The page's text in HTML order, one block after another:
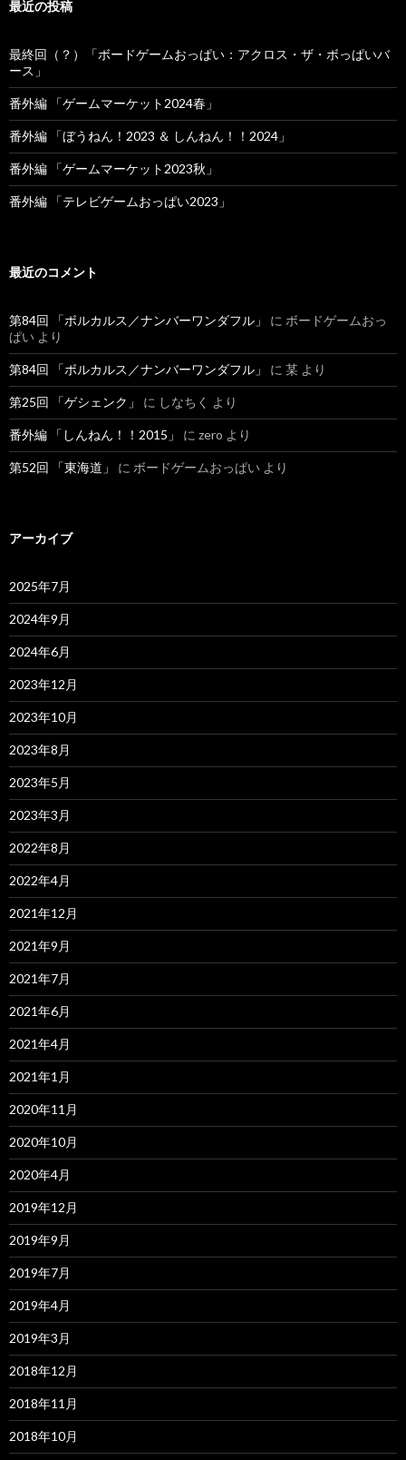
最近の投稿
最終回（？）「ボードゲームおっぱい：アクロス・ザ・ボっぱいバ
ース」
番外編 「ゲームマーケット2024春」
番外編 「ぼうねん！2023 ＆ しんねん！！2024」
番外編 「ゲームマーケット2023秋」
番外編 「テレビゲームおっぱい2023」
最近のコメント
第84回 「ボルカルス／ナンバーワンダフル」
に ボードゲームおっ
ぱい より
第84回 「ボルカルス／ナンバーワンダフル」 に 某 より
第25回 「ゲシェンク」 に しなちく より
番外編 「しんねん！！2015」 に zero より
第52回 「東海道」 に ボードゲームおっぱい より
アーカイブ
2025年7月
2024年9月
2024年6月
2023年12月
2023年10月
2023年8月
2023年5月
2023年3月
2022年8月
2022年4月
2021年12月
2021年9月
2021年7月
2021年6月
2021年4月
2021年1月
2020年11月
2020年10月
2020年4月
2019年12月
2019年9月
2019年7月
2019年4月
2019年3月
2018年12月
2018年11月
2018年10月